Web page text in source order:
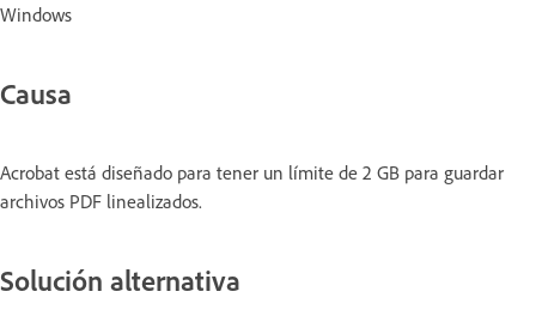
Windows
Causa
Acrobat está diseñado para tener un límite de 2 GB para guardar
archivos PDF linealizados.
Solución alternativa